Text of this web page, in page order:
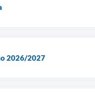
2026/2027